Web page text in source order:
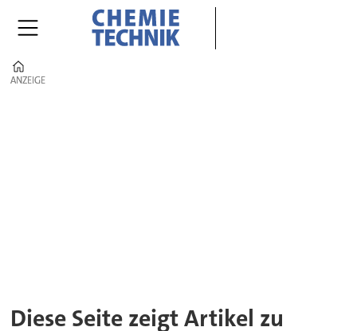
ANZEIGE
ANZEIGE
Diese Seite zeigt Artikel zu